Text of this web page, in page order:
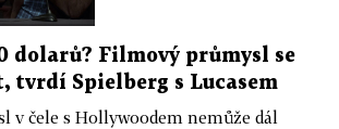
dolarů? Filmový průmysl se
tvrdí Spielberg s Lucasem
v čele s Hollywoodem nemůže dál